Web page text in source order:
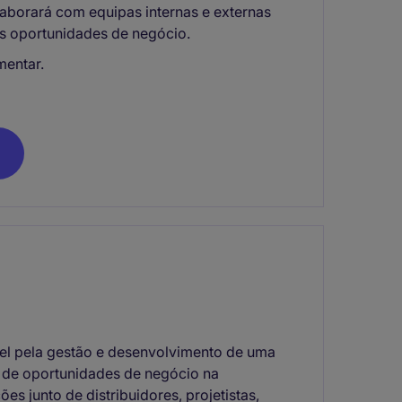
com equipas internas e externas
oportunidades de negócio.
pela gestão e desenvolvimento de uma
oportunidades de negócio na
junto de distribuidores, projetistas,